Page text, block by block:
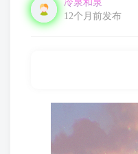
冷泉和泉
12个月前发布